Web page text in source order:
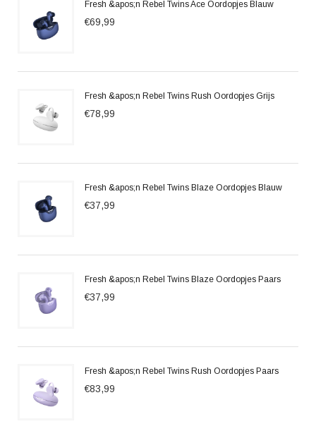
Fresh &apos;n Rebel Twins Ace Oordopjes Blauw
€69,99
Fresh &apos;n Rebel Twins Rush Oordopjes Grijs
€78,99
Fresh &apos;n Rebel Twins Blaze Oordopjes Blauw
€37,99
Fresh &apos;n Rebel Twins Blaze Oordopjes Paars
€37,99
Fresh &apos;n Rebel Twins Rush Oordopjes Paars
€83,99